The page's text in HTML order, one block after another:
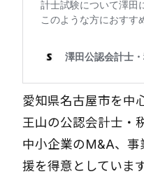
愛知県名古屋市を中
王山の公認会計士・
中小企業のM&A、事
援を得意としています